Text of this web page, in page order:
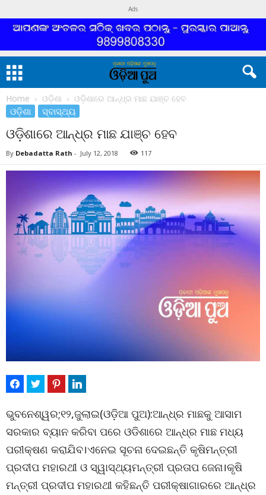
Ads
Home ଓଡ଼ିଶା ଓଡ଼ିଶାରେ ଆନ୍ଧ୍ର ମାଛ ଯାଞ୍ଚ ହେବ
ଓଡ଼ିଶା ସ୍ବାସ୍ଥ୍ୟ
ଓଡ଼ିଶାରେ ଆନ୍ଧ୍ର ମାଛ ଯାଞ୍ଚ ହେବ
By Debadatta Rath - July 12, 2018 117
ଭୁବନେଶ୍ୱର;୧୨,ଜୁଲାଇ(ଓଡ଼ିଆ ପୁଅ):ଆନ୍ଧ୍ର ମାଛକୁ ଆସାମ
ସରକାର ବ୍ୟାନ କରିବା ପରେ ଓଡିଶାରେ ଆନ୍ଧ୍ର ମାଛ ମଧ୍ୟ
ପରୀକ୍ଷଣ କରାଯିବ।ଏନେଇ ସୂଚନା ଦେଇଛନ୍ତି କୃଷିମନ୍ତ୍ରୀ
ପ୍ରଦୀପ ମହାରଥୀ ଓ ସ୍ୱାସ୍ଥ୍ୟମନ୍ତ୍ରୀ ପ୍ରତାପ ଜେନା।କୃଷି
ମନ୍ତ୍ରୀ ପ୍ରଦୀପ ମହାରଥୀ କହିଛନ୍ତି ପରୀକ୍ଷାଗାରରେ ଆନ୍ଧ୍ର